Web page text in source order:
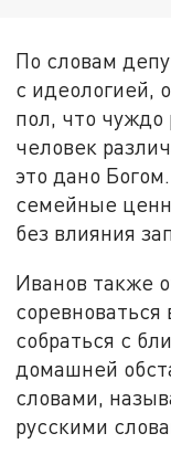
По словам
с идеологией,
пол, что чуждо
человек
это дано
семейные
без влияния
Иванов также
собраться с
домашней
словами,
русскими